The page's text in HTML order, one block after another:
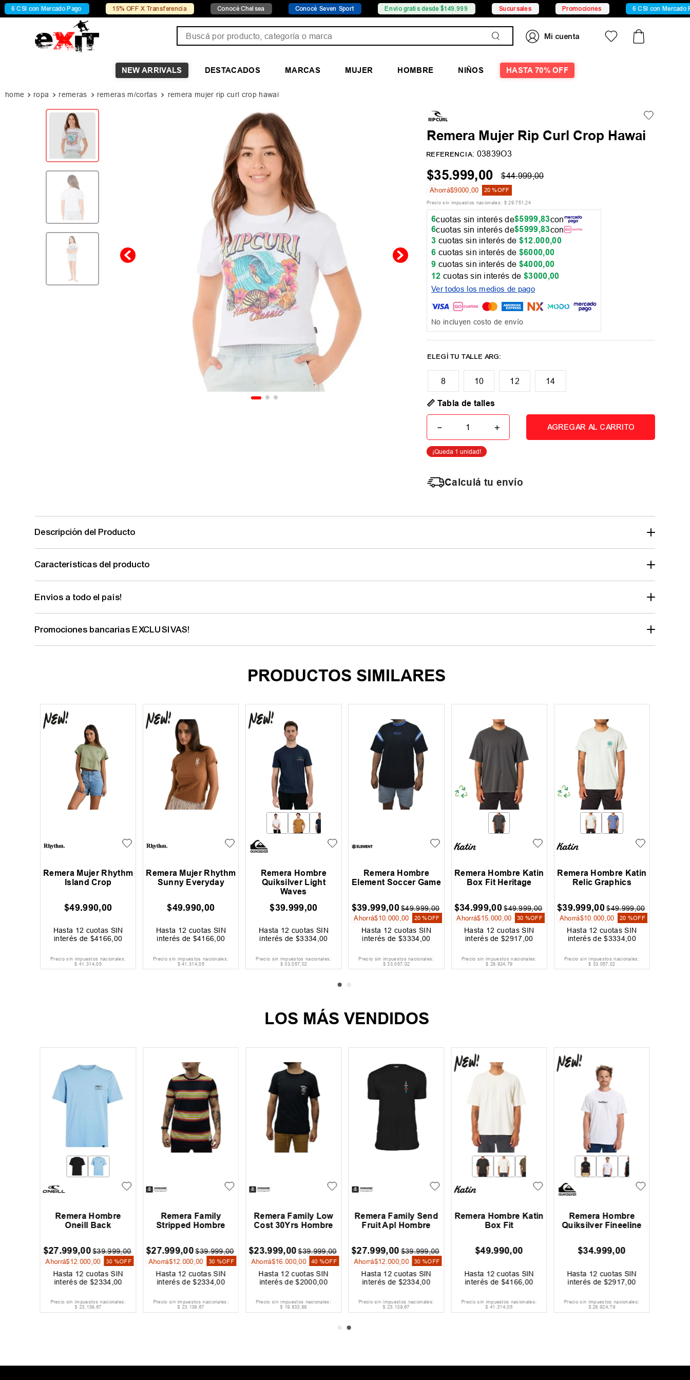
Mercado Pago 15% OFF X Transferencia Conocé Chelsea Conocé Seven Sport Envío gratis desde $149.999 Sucursales Promociones 6 CSI con Mercado Pago
NEW ARRIVALS DESTACADOS MARCAS MUJER HOMBRE NIÑOS HASTA 70% OFF
ropa remeras remeras m/cortas remera mujer rip curl crop hawai
Remera Mujer Rip Curl Crop Hawai
REFERENCIA: 03839O3
$35.999,00 $44.999,00
Ahorrá$9000,00 20 %OFF
Precio sin impuestos nacionales: $ 29.751,24
6cuotas sin interés de$5999,83con
6cuotas sin interés de$5999,83con
3 cuotas sin interés de $12.000,00
6 cuotas sin interés de $6000,00
9 cuotas sin interés de $4000,00
12 cuotas sin interés de$3000,00
Ver todos los medios de pago
No incluyen costo de envío
8 10 12 14
📏 Tabla de talles
＋
－ AGREGAR AL CARRITO
Calculá tu envío
Descripción del Producto
Características del producto
Envíos a todo el país!
Promociones bancarias EXCLUSIVAS!
PRODUCTOS SIMILARES
Remera Mujer Rhythm
Island Crop
$49.990,00
Hasta 12 cuotas SIN
interés de $4166 00
Precio sin impuestos nacionales:
$ 41 .314,05
Remera Mujer Rhythm
Sunny Everyday
$49.990,00
Hasta 12 cuotas SIN
interés de $4166 00
Precio sin impuestos nacionales:
$ 41 .314,05
Remera Hombre
Quiksilver Light
Waves
$39.999,00
Hasta 12 cuotas SIN
interés de $3334 00
Precio sin impuestos nacionales:
$ 33.057,02
Remera Hombre
Element Soccer Game
$39.999,00$49.999,00
Ahorrá$10 000 00 20 %OFF
Hasta 12 cuotas SIN
interés de$3334 00
Precio sin impuestos nacionales:
$ 33.057,02
Remera Hombre Katin
Box Fit Heritage
$34.999,00$49.999,00
Ahorrá$15 000 00 30 %OFF
Hasta 12 cuotas SIN
interés de$2917 ,00
Precio sin impuestos nacionales:
$ 28.924,79
Remera Hombre Katin
Relic Graphics
$39.999,00 $49.999,00
Ahorrá$10 000 ,00 20 %OFF
Hasta 12 cuotas SIN
interés de$3334,00
Precio sin impuestos nacionales:
$ 33.057,02
LOS MÁS VENDIDOS
Remera Hombre
Oneill Back
$27.999,00 $39.999,00
Ahorrá$12.000 ,00 30 %OFF
Hasta 12 cuotas SIN
interés de$2334 ,00
Precio sin impuestos nacionales:
$ 23.139,67
Remera Family
Stripped Hombre
$27.999,00 $39.999,00
Ahorrá$12.000 ,00 30 %OFF
Hasta 12 cuotas SIN
interés de$2334 ,00
Precio sin impuestos nacionales:
$ 23.139,67
Remera Family Low
Cost 30Yrs Hombre
$23.999,00 $39.999,00
Ahorrá$16 .000,00 40 %OFF
Hasta 12 cuotas SIN
interés de$2000 ,00
Precio sin impuestos nacionales:
$ 19.833,88
Remera Family Send
Fruit Apl Hombre
$27.999,00 $39.999,00
Ahorrá$12 .000,00 30 %OFF
Hasta 12 cuotas SIN
interés de $2334 ,00
Precio sin impuestos nacionales:
$ 23.139,67
Remera Hombre Katin
Box Fit
$49.990,00
Hasta 12 cuotas SIN
interés de$4166 00
Precio sin impuestos nacionales:
$ 41 .314,05
Remera Hombre
Quiksilver Fineeline
$34.999,00
Hasta 12 cuotas SIN
interés de$2917 ,00
Precio sin impuestos nacionales:
$ 28.924,79